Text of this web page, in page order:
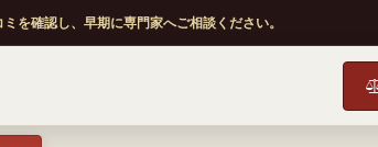
を確認し、早期に専門家へご相談ください。